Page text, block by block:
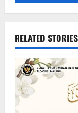
RELATED STORIES